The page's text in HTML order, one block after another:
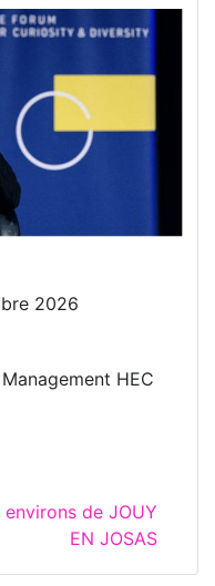
2026
HEC
de JOUY
EN JOSAS